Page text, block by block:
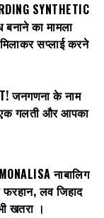
SYNTHETIC
का मामला
सप्लाई करने
जनगणना के नाम
एक गलती और आपका
नाबालिग
फरहान, लव जिहाद
खतरा ।